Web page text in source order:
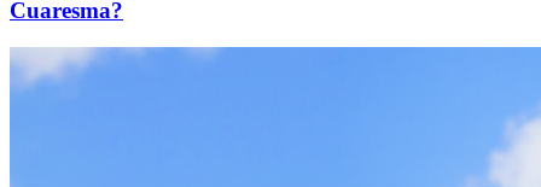
Cuaresma?